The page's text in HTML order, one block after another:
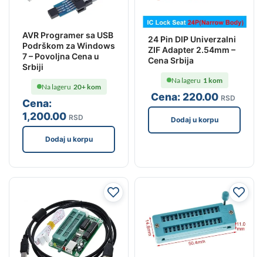
AVR Programer sa USB
Podrškom za Windows
7 – Povoljna Cena u
Srbiji
Cena:
1,200.00 RSD
Na lageru 20+ kom
Dodaj u korpu
24 Pin DIP Univerzalni
ZIF Adapter 2.54mm –
Cena Srbija
Cena: 220.00 RSD
Na lageru 1 kom
Dodaj u korpu